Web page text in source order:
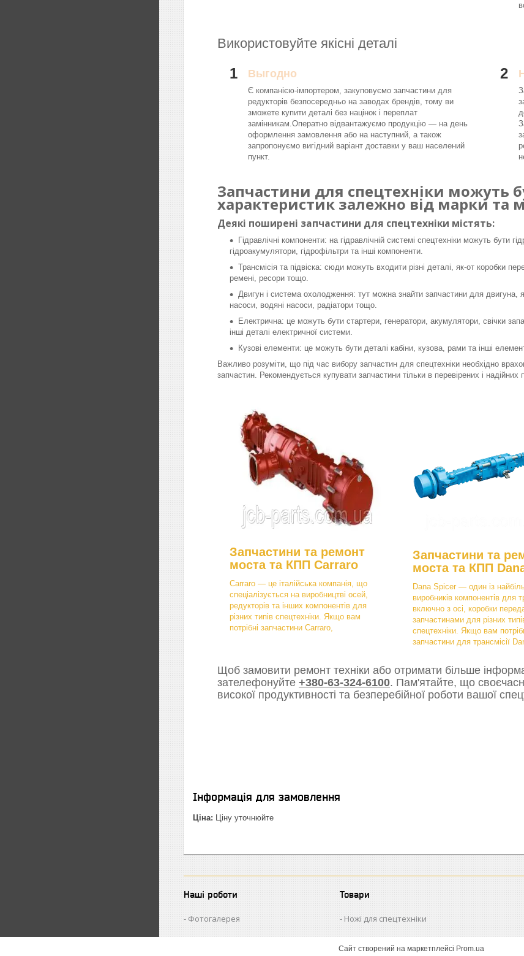
Використовуйте якісні деталі
1 Выгодно
Є компанією-імпортером, закуповуємо запчастини для
редукторів безпосередньо на заводах брендів, тому ви
зможете купити деталі без націнок і переплат
замінникам.Оператно відвантажуємо продукцію — на день
оформлення замовлення або на наступний, а також
запропонуємо вигідний варіант доставки у ваш населений
пункт.
2
Запчастини для спецтехніки можуть
характеристик залежно від марки та
Деякі поширені запчастини для спецтехніки містять:
Гідравлічні компоненти: на гідравлічній системі спецтехніки можуть бути
гідроакумулятори, гідрофільтри та інші компоненти.
Трансмісія та підвіска: сюди можуть входити різні деталі, як-от коробки
ремені, ресори тощо.
Двигун і система охолодження: тут можна знайти запчастини для двигуна,
насоси, водяні насоси, радіатори тощо.
Електрична: це можуть бути стартери, генератори, акумулятори, свічки
інші деталі електричної системи.
Кузові елементи: це можуть бути деталі кабіни, кузова, рами та інші
Важливо розуміти, що під час вибору запчастин для спецтехніки необхідно
запчастин. Рекомендується купувати запчастини тільки в перевірених і надійних
Запчастини та ремонт
моста та КПП Carraro
Carraro — це італійська компанія, що
спеціалізується на виробництві осей,
редукторів та інших компонентів для
різних типів спецтехніки. Якщо вам
потрібні запчастини Carraro,
Запчастини та
моста та КПП
Dana Spicer — один із
виробників компонентів для
включно з осі, коробки
запчастинами для різних
спецтехніки. Якщо вам
запчастини для трансмісії
Щоб замовити ремонт техніки або отримати більше
зателефонуйте +380-63-324-6100. Пам'ятайте, що
високої продуктивності та безперебійної роботи вашої
Інформація для замовлення
Ціна: Ціну уточнюйте
Наші роботи
Фотогалерея
Товари
Ножі для спецтехніки
Сайт створений на маркетплейсі Prom.ua